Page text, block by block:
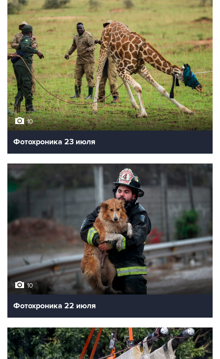
10
Фотохроника 23 июля
10
Фотохроника 22 июля